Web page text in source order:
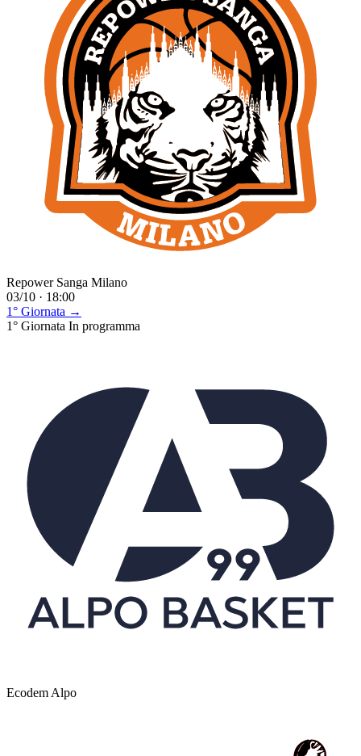
Repower Sanga Milano
03/10 · 18:00
1° Giornata →
1° Giornata In programma
Ecodem Alpo